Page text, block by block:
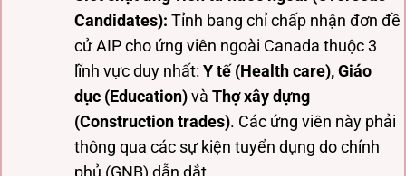
Candidates):Tỉnh bang chỉ chấp nhận đơn đề
cử AIP cho ứng viên ngoài Canada thuộc 3
lĩnh vực duy nhất:Y tế (Health care), Giáo
dục (Education)vàThợ xây dựng
(Construction trades). Các ứng viên này phải
thông qua các sự kiện tuyển dụng do chính